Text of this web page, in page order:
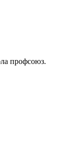
профсоюз.